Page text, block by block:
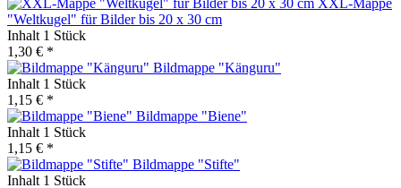
"Weltkugel" für Bilder bis 20 x 30 cm
Inhalt 1 Stück
1,30 € *
Bildmappe "Känguru"
Inhalt 1 Stück
1,15 € *
Bildmappe "Biene"
Inhalt 1 Stück
1,15 € *
Bildmappe "Stifte"
Inhalt 1 Stück